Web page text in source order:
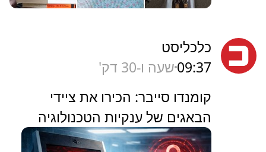
כלכליסט
09:37שעה ו-30 דק'
קומנדו סייבר: הכירו את ציידי
הבאגים של ענקיות הטכנולוגיה